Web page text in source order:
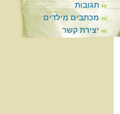
תגובות
מכתבים מילדים
יצירת קשר